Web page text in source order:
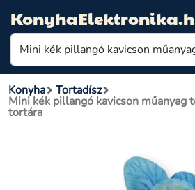
Konyha Tortadísz
Mini kék pillangó kavicson műanyag
tortára